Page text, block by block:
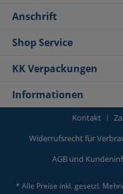
Anschrift
Shop Service
KK Verpackungen
Informationen
Kontakt
Widerrufsrecht für
AGB und
* Alle Preise inkl. gesetzl.